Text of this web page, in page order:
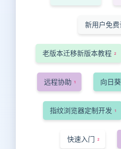
新用户免费
老版本迁移新版本教程 2
远程协助 1 向日葵
指纹浏览器定制开发 1
快速入门 2